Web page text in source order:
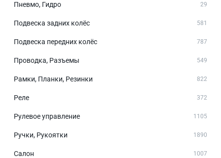
Пневмо, Гидро 29
Подвеска задних колёс 581
Подвеска передних колёс 787
Проводка, Разъемы 549
Рамки, Планки, Резинки 822
Реле 372
Рулевое управление 1105
Ручки, Рукоятки 1890
Салон 1007